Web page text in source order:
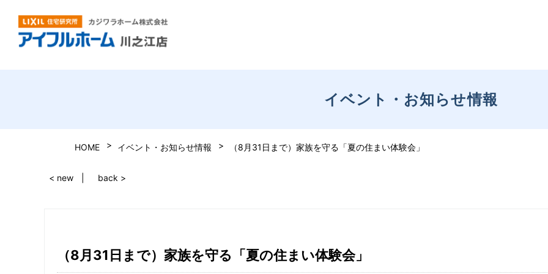
イベント・お知らせ情報
HOME イベント・お知らせ情報 （8月31日まで）家族を守る「夏の住まい体験会」
< new back >
（8月31日まで）家族を守る「夏の住まい体験会」